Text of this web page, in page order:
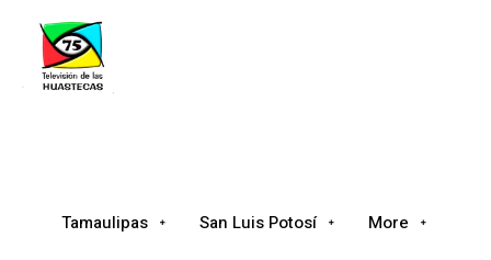
Tamaulipas San Luis Potosí More